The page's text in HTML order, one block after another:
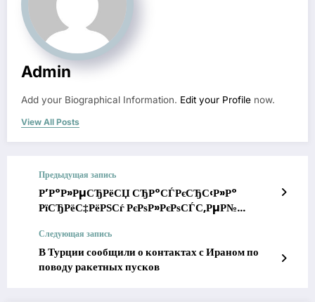
Admin
Add your Biographical Information. Edit your Profile now.
View All Posts
Предыдущая запись
Р’Р°Р»РµСЂРёСЏ СЂР°СЃРєСЂС‹Р»Р°
РїСЂРёС‡РёРЅСѓ РєРѕР»РєРѕСЃС‚РµР№
Р‘РёР»Р°РЅР° вЂ” РІСЃРµ РґРµР»Рѕ РІ
Р СѓРґРєРѕРІСЃРєРѕР№
Следующая запись
В Турции сообщили о контактах с Ираном по
поводу ракетных пусков